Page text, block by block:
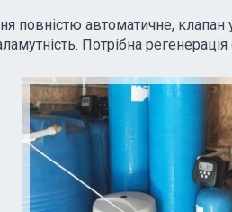
повністю автоматичне, клапан
Потрібна регенерація